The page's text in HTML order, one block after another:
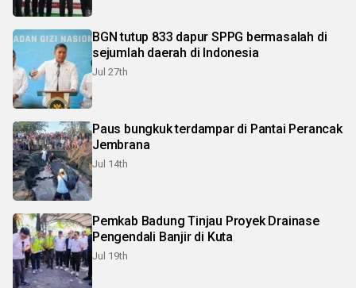
BGN tutup 833 dapur SPPG bermasalah di
sejumlah daerah di Indonesia
Jul 27th
Paus bungkuk terdampar di Pantai Perancak
Jembrana
Jul 14th
Pemkab Badung Tinjau Proyek Drainase
Pengendali Banjir di Kuta
Jul 19th